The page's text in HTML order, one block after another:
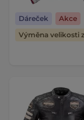
Dáreček
Akce